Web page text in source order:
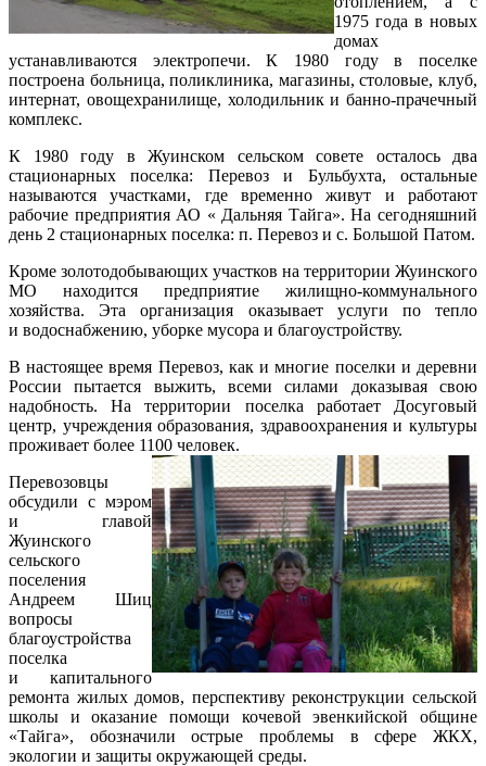
1975 года в новых
домах
устанавливаются электропечи. К 1980 году в поселке
построена больница, поликлиника, магазины, столовые, клуб,
интернат, овощехранилище, холодильник и банно-прачечный
комплекс.
К 1980 году в Жуинском сельском совете осталось два
стационарных поселка: Перевоз и Бульбухта, остальные
называются участками, где временно живут и работают
рабочие предприятия АО « Дальняя Тайга». На сегодняшний
день 2 стационарных поселка: п. Перевоз и с. Большой Патом.
Кроме золотодобывающих участков на территории Жуинского
МО находится предприятие жилищно-коммунального
хозяйства. Эта организация оказывает услуги по тепло
и водоснабжению, уборке мусора и благоустройству.
В настоящее время Перевоз, как и многие поселки и деревни
России пытается выжить, всеми силами доказывая свою
надобность. На территории поселка работает Досуговый
центр, учреждения образования, здравоохранения и культуры
проживает более 1100 человек.
Перевозовцы
обсудили с мэром
и главой
Жуинского
сельского
поселения
Андреем Шиц
вопросы
благоустройства
поселка
и капитального
ремонта жилых домов, перспективу реконструкции сельской
школы и оказание помощи кочевой эвенкийской общине
«Тайга», обозначили острые проблемы в сфере ЖКХ,
экологии и защиты окружающей среды.